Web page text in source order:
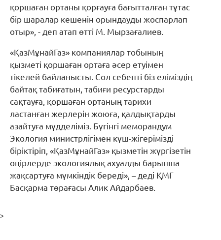
қоршаған ортаны қорғауға бағытталған тұтас
бір шаралар кешенін орындауды жоспарлап
отыр», - деп атап өтті М. Мырзағалиев.
«ҚазМұнайГаз» компаниялар тобының
қызметі қоршаған ортаға әсер етуімен
тікелей байланысты. Сол себепті біз еліміздің
байтақ табиғатын, табиғи ресурстарды
сақтауға, қоршаған ортаның тарихи
ластанған жерлерін жоюға, қалдықтарды
азайтуға мүдделіміз. Бүгінгі меморандум
Экология министрлігімен күш-жігерімізді
біріктіріп, «ҚазМұнайГаз» қызметін жүргізетін
өңірлерде экологиялық ахуалды барынша
жақсартуға мүмкіндік береді», – деді ҚМГ
Басқарма төрағасы Алик Айдарбаев.
>